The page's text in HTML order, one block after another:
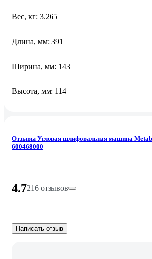
Вес, кг: 3.265
Длина, мм: 391
Ширина, мм: 143
Высота, мм: 114
Отзывы Угловая шлифовальная машина
600468000
4.7216 отзывов
Написать отзыв